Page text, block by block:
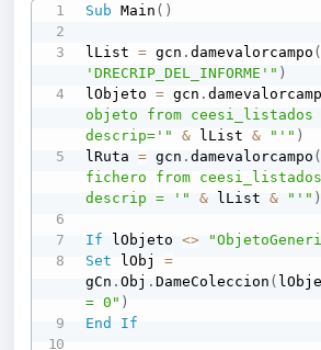
Sub Main ( )
lList = gcn .damevalorcampo (
'DRECRIP_DEL_INFORME'" )
lObjeto = gcn .
objeto from ceesi_listados
descrip='"
& lList & "'" )
lRuta = gcn .damevalorcampo (
fichero from ceesi_listados
descrip = '"
& lList & "'" )
If lObjeto <>
Set lObj =
gCn .Obj .DameColeccion (
= 0" )
End
If